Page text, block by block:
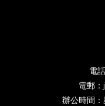
電
電郵
辦公時間